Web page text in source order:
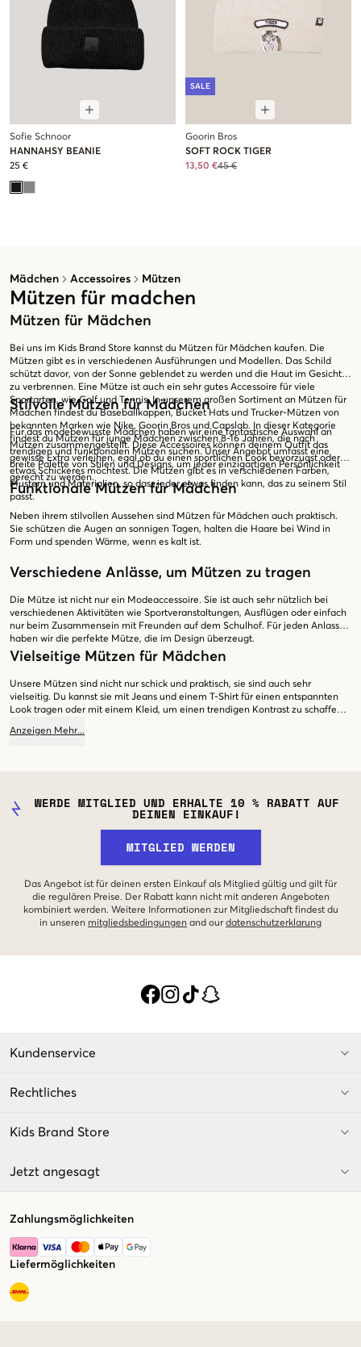
Mädchen Accessoires Mützen
Mützen für madchen
Mützen für Mädchen
Bei uns im Kids Brand Store kannst du Mützen für Mädchen kaufen. Die
Mützen gibt es in verschiedenen Ausführungen und Modellen. Das Schild
schützt davor, von der Sonne geblendet zu werden und die Haut im Gesicht
zu verbrennen. Eine Mütze ist auch ein sehr gutes Accessoire für viele
Sportarten, wie Golf und Tennis. In unserem großen Sortiment an Mützen für
Mädchen findest du Baseballkappen, Bucket Hats und Trucker-Mützen von
bekannten Marken wie Nike, Goorin Bros und Capslab. In dieser Kategorie
findest du Mützen für junge Mädchen zwischen 8-16 Jahren, die nach
trendigen und funktionalen Mützen suchen. Unser Angebot umfasst eine
breite Palette von Stilen und Designs, um jeder einzigartigen Persönlichkeit
gerecht zu werden.
Stilvolle Mützen für Mädchen
Für das modebewusste Mädchen haben wir eine fantastische Auswahl an
Mützen zusammengestellt. Diese Accessoires können deinem Outfit das
gewisse Extra verleihen, egal ob du einen sportlichen Look bevorzugst oder
etwas Schickeres möchtest. Die Mützen gibt es in verschiedenen Farben,
Mustern und Materialien, so dass jeder etwas finden kann, das zu seinem Stil
passt.
Funktionale Mützen für Mädchen
Neben ihrem stilvollen Aussehen sind Mützen für Mädchen auch praktisch.
Sie schützen die Augen an sonnigen Tagen, halten die Haare bei Wind in
Form und spenden Wärme, wenn es kalt ist.
Verschiedene Anlässe, um Mützen zu tragen
Die Mütze ist nicht nur ein Modeaccessoire. Sie ist auch sehr nützlich bei
verschiedenen Aktivitäten wie Sportveranstaltungen, Ausflügen oder einfach
nur beim Zusammensein mit Freunden auf dem Schulhof. Für jeden Anlass
haben wir die perfekte Mütze, die im Design überzeugt.
Vielseitige Mützen für Mädchen
Unsere Mützen sind nicht nur schick und praktisch, sie sind auch sehr
vielseitig. Du kannst sie mit Jeans und einem T-Shirt für einen entspannten
Look tragen oder mit einem Kleid, um einen trendigen Kontrast zu schaffen.
dich gleichzeitig vor der Sonne schützen. Im Kids Brand Store streben wir
Anzeigen Mehr...
Sofie Schnoor
HANNAHSY BEANIE
25 €
SALE
Goorin Bros
SOFT ROCK TIGER
13,50 €45 €
WERDE MITGLIED UND ERHALTE 10 % RABATT AUF
DEINEN EINKAUF!
MITGLIED WERDEN
Das Angebot ist für deinen ersten Einkauf als Mitglied gültig und gilt für
die regulären Preise. Der Rabatt kann nicht mit anderen Angeboten
kombiniert werden. Weitere Informationen zur Mitgliedschaft findest du
in unseren mitgliedsbedingungen and our datenschutzerklarung
Kundenservice
Rechtliches
Kids Brand Store
Jetzt angesagt
Zahlungsmöglichkeiten
Liefermöglichkeiten